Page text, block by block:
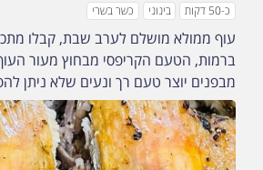
כ-50 דקות בינוני כשר בשרי
עוף ממולא מושלם לערב שבת, קבלו
ברמות, ​​הטעם הקריפסי מבחוץ מעור
מבפנים יוצר טעם רך ונעים שלא ניתן